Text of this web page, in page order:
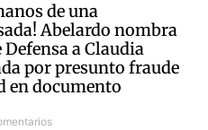
de una
Abelardo nombra
a Claudia
por presunto fraude
en documento